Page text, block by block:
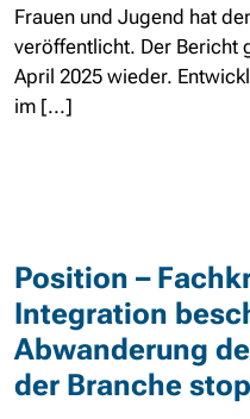
Frauen und Jugend hat
veröffentlicht. Der Bericht
April 2025 wieder.
im [...]
Position –
Integration
Abwanderung
der Branche